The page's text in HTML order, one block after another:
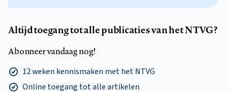
Altijd toegang tot alle publicaties van het NTVG?
Abonneer vandaag nog!
12 weken kennismaken met het NTVG
Online toegang tot alle artikelen